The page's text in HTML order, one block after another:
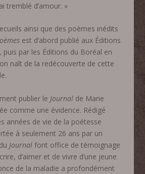
tremblé d’amour. »
ainsi que des poèmes inédits
est d’abord publié aux Éditions
par les Éditions du Boréal en
naît de la redécouverte de cette
publier le Journal de Marie
comme une évidence. Rédigé
années de vie de la poétesse
à seulement 26 ans par un
Journal font office de témoignage
d’aimer et de vivre d’une jeune
de la maladie a profondément